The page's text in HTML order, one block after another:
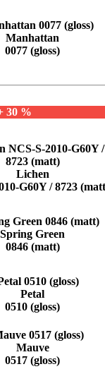
Manhattan
0077 (gloss)
30 %
Lichen
G60Y / 8723
Spring Green
0846 (matt)
Petal
0510 (gloss)
Mauve
0517 (gloss)